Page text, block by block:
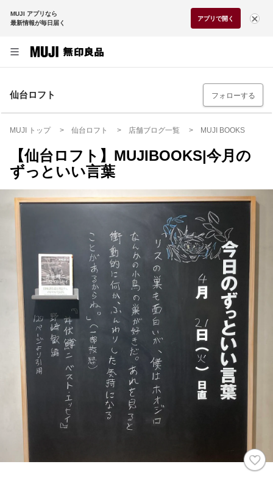
MUJI アプリなら
最新情報が毎日届く
アプリで開く
仙台ロフト フォローする
MUJI トップ 仙台ロフト 店舗ブログ一覧 MUJI BOOKS
【仙台ロフト】MUJIBOOKS|今月の
ずっといい言葉